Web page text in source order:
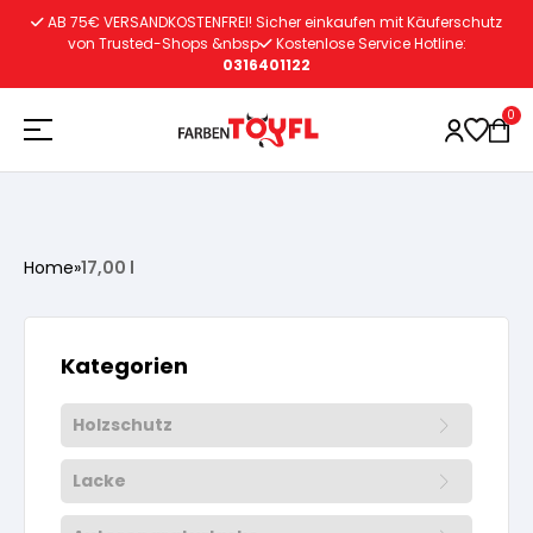
Vorbereitung
Wasserlösliche Grundierung
Lösemittelhältige Grundierung
Lacke
Wasserlösliche Grundierung
Vorbereitung
Innenfarben
AB 75€ VERSANDKOSTENFREI! Sicher einkaufen mit Käuferschutz
von Trusted-Shops &nbsp
Kostenlose Service Hotline:
0316401122
0
Home»17,00 l
Kategorien
Holzschutz
Vorbereitung
Wasserlösliche Grundierung
Lacke